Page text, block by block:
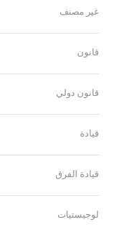
غير مصنف
قانون
قانون دولي
قيادة
قيادة الفرق
لوجيستيات